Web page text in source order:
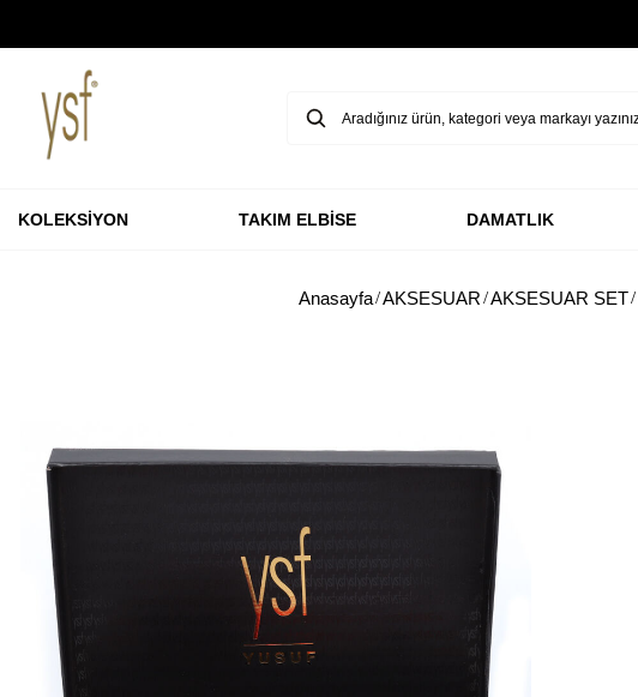
KOLEKSİYON TAKIM ELBİSE DAMATLIK
Anasayfa AKSESUAR AKSESUAR SET